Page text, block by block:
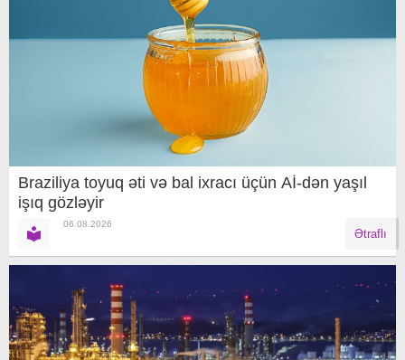
Braziliya toyuq əti və bal ixracı üçün Aİ-dən yaşıl
işıq gözləyir
06.08.2026
Ətraflı